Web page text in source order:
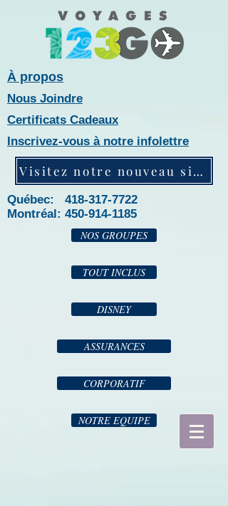
À propos
Nous Joindre
Certificats Cadeaux
Inscrivez-vous à notre infolettre
Visitez notre nouveau site web!
Québec: 418-317-7722
Montréal: 450-914-1185
NOS GROUPES
TOUT INCLUS
DISNEY
ASSURANCES
CORPORATIF
NOTRE EQUIPE